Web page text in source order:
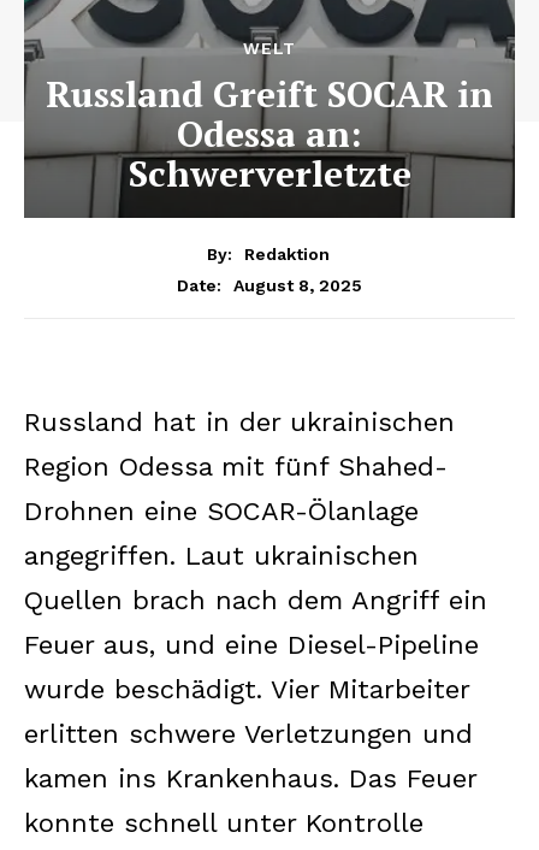
WELT
Russland Greift SOCAR in
Odessa an:
Schwerverletzte
By:
Redaktion
Date:
August 8, 2025
Russland hat in der ukrainischen
Region Odessa mit fünf Shahed-
Drohnen eine SOCAR-Ölanlage
angegriffen. Laut ukrainischen
Quellen brach nach dem Angriff ein
Feuer aus, und eine Diesel-Pipeline
wurde beschädigt. Vier Mitarbeiter
erlitten schwere Verletzungen und
kamen ins Krankenhaus. Das Feuer
konnte schnell unter Kontrolle